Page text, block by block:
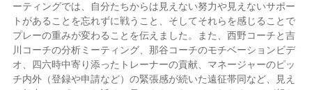
ーティングでは、自分たちからは見えない努力や見えないサポー
トがあることを忘れずに戦うこと、そしてそれらを感じることで
プレーの重みが変わることを伝えました。また、西野コーチと吉
川コーチの分析ミーティング、那谷コーチのモチベーションビデ
オ、四六時中寄り添ったトレーナーの貢献、マネージャーのピッ
チ内外（登録や申請など）の緊張感が続いた遠征帯同など、見え